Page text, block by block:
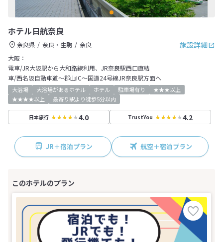
ホテル日航奈良
施設詳細
奈良県 奈良・生駒
奈良
大阪：
電車/JR大阪駅から大和路線利用、JR奈良駅西口直結
車/西名阪自動車道～郡山IC～国道24号線JR奈良駅方面へ
大浴場 大浴場があるホテル ホテル 駐車場有り
★★★以上
★★★★以上
最寄り駅より徒歩5分以内
日本旅行 4.0 TrustYou 4.2
JR＋宿泊プラン 航空＋宿泊プラン